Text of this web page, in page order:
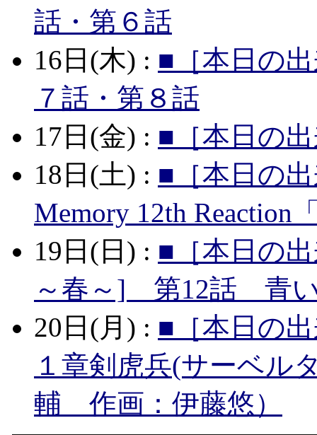
話・第６話
16日(木) : ■［本日の
７話・第８話
17日(金) : ■［本日の
18日(土) : ■［本日の
Memory 12th Reaction
19日(日) : ■［本日の
～春～] 第12話 青
20日(月) : ■［本日の
１章剣虎兵(サーベル
輔 作画：伊藤悠）